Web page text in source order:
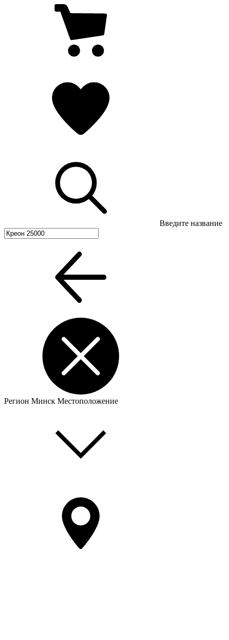
Введите название
Регион Минск Местоположение